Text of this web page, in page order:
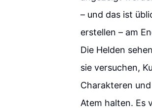
– und das ist
erstellen – am
Die Helden
sie versuchen,
Charakteren
Atem halten. Es